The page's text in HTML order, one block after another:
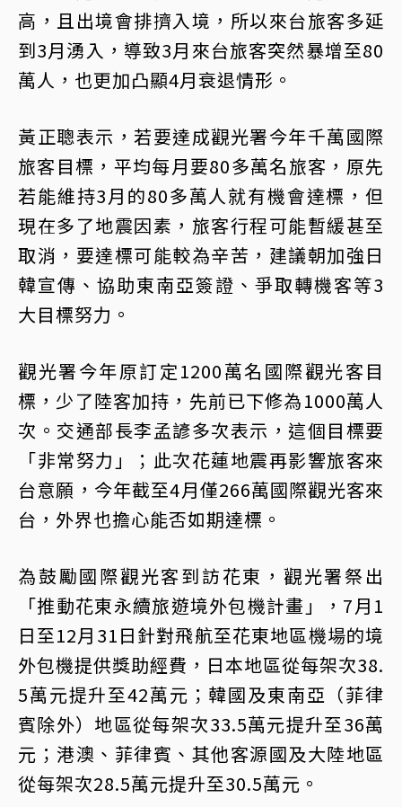
高，且出境會排擠入境，所以來台旅客多延
到3月湧入，導致3月來台旅客突然暴增至80
萬人，也更加凸顯4月衰退情形。
黃正聰表示，若要達成觀光署今年千萬國際
旅客目標，平均每月要80多萬名旅客，原先
若能維持3月的80多萬人就有機會達標，但
現在多了地震因素，旅客行程可能暫緩甚至
取消，要達標可能較為辛苦，建議朝加強日
韓宣傳、協助東南亞簽證、爭取轉機客等3
大目標努力。
觀光署今年原訂定1200萬名國際觀光客目
標，少了陸客加持，先前已下修為1000萬人
次。交通部長李孟諺多次表示，這個目標要
「非常努力」；此次花蓮地震再影響旅客來
台意願，今年截至4月僅266萬國際觀光客來
台，外界也擔心能否如期達標。
為鼓勵國際觀光客到訪花東，觀光署祭出
「推動花東永續旅遊境外包機計畫」，7月1
日至12月31日針對飛航至花東地區機場的境
外包機提供獎助經費，日本地區從每架次38.
5萬元提升至42萬元；韓國及東南亞（菲律
賓除外）地區從每架次33.5萬元提升至36萬
元；港澳、菲律賓、其他客源國及大陸地區
從每架次28.5萬元提升至30.5萬元。